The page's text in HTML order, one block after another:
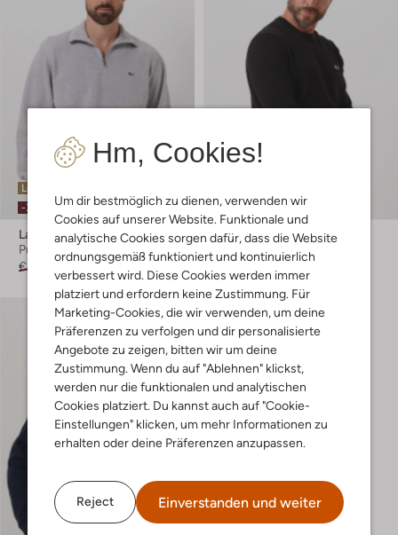
Hm, Cookies!
Um dir bestmöglich zu dienen, verwenden wir
Cookies auf unserer Website. Funktionale und
analytische Cookies sorgen dafür, dass die Website
ordnungsgemäß funktioniert und kontinuierlich
verbessert wird. Diese Cookies werden immer
platziert und erfordern keine Zustimmung. Für
Marketing-Cookies, die wir verwenden, um deine
Präferenzen zu verfolgen und dir personalisierte
Angebote zu zeigen, bitten wir um deine
Zustimmung. Wenn du auf "Ablehnen" klickst,
werden nur die funktionalen und analytischen
Cookies platziert. Du kannst auch auf "Cookie-
Einstellungen" klicken, um mehr Informationen zu
erhalten oder deine Präferenzen anzupassen.
Reject Einverstanden und weiter
Letzte Größen
-30%
Lacoste
Pullover
€ 129,99 € 90,99
-30%
Lacoste
Pullover
€ 129,95 € 90,99